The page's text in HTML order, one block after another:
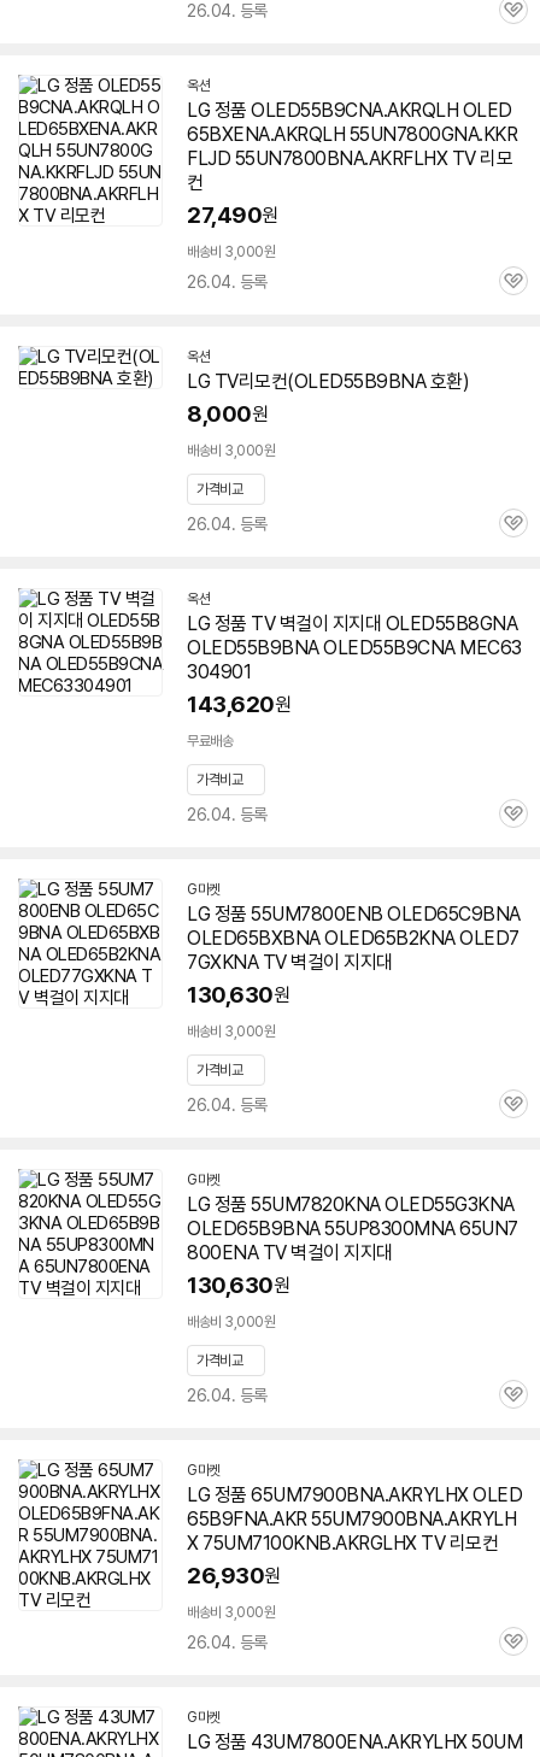
26.04. 등록
관
옥션
LG 정품 OLED55B9CNA.AKRQLH OLED
65BXENA.AKRQLH 55UN7800GNA.KKR
FLJD 55UN7800BNA.AKRFLHX TV 리모
컨
27,490원
배송비 3,000원
26.04. 등록
관
옥션
LG TV리모컨(OLED55B9BNA 호환)
8,000원
배송비 3,000원
가격비교
26.04. 등록
관
옥션
LG 정품 TV 벽걸이 지지대 OLED55B8GNA
OLED55B9BNA OLED55B9CNA MEC63
304901
143,620원
무료배송
가격비교
26.04. 등록
관
G마켓
LG 정품 55UM7800ENB OLED65C9BNA
OLED65BXBNA OLED65B2KNA OLED7
7GXKNA TV 벽걸이 지지대
130,630원
배송비 3,000원
가격비교
26.04. 등록
관
G마켓
LG 정품 55UM7820KNA OLED55G3KNA
OLED65B9BNA 55UP8300MNA 65UN7
800ENA TV 벽걸이 지지대
130,630원
배송비 3,000원
가격비교
26.04. 등록
관
G마켓
LG 정품 65UM7900BNA.AKRYLHX OLED
65B9FNA.AKR 55UM7900BNA.AKRYLH
X 75UM7100KNB.AKRGLHX TV 리모컨
26,930원
배송비 3,000원
26.04. 등록
관
G마켓
LG 정품 43UM7800ENA.AKRYLHX 50UM